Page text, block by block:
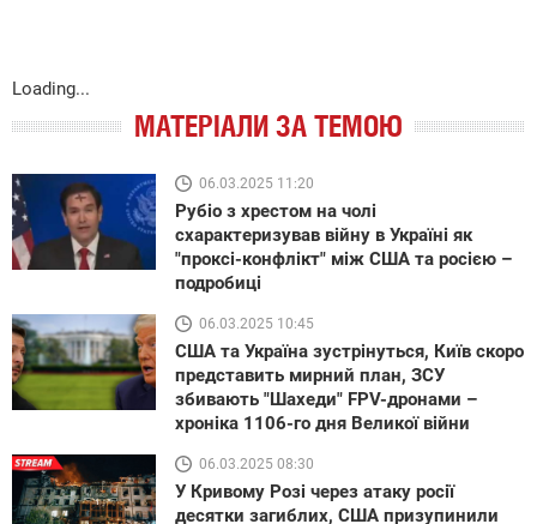
Loading...
МАТЕРІАЛИ ЗА ТЕМОЮ
06.03.2025 11:20
Рубіо з хрестом на чолі
схарактеризував війну в Україні як
"проксі-конфлікт" між США та росією –
подробиці
06.03.2025 10:45
США та Україна зустрінуться, Київ скоро
представить мирний план, ЗСУ
збивають "Шахеди" FPV-дронами –
хроніка 1106-го дня Великої війни
06.03.2025 08:30
У Кривому Розі через атаку росії
десятки загиблих, США призупинили